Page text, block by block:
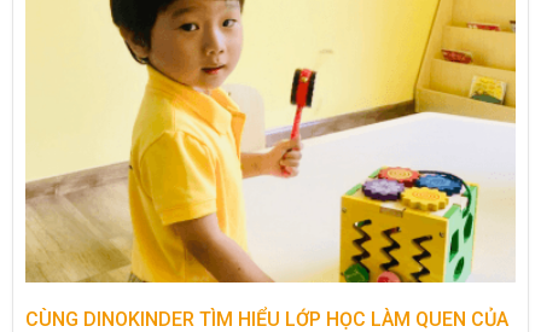
CÙNG DINOKINDER TÌM HIỂU LỚP HỌC LÀM QUEN CỦA